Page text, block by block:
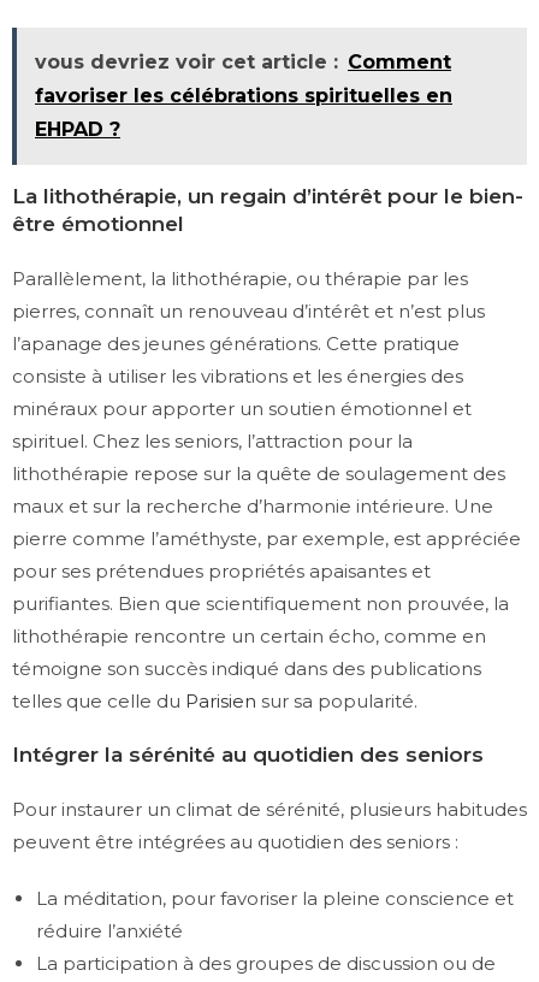
vous devriez voir cet article : Comment
favoriser les célébrations spirituelles en
EHPAD ?
La lithothérapie, un regain d’intérêt pour le bien-
être émotionnel
Parallèlement, la lithothérapie, ou thérapie par les
pierres, connaît un renouveau d’intérêt et n’est plus
l’apanage des jeunes générations. Cette pratique
consiste à utiliser les vibrations et les énergies des
minéraux pour apporter un soutien émotionnel et
spirituel. Chez les seniors, l’attraction pour la
lithothérapie repose sur la quête de soulagement des
maux et sur la recherche d’harmonie intérieure. Une
pierre comme l’améthyste, par exemple, est appréciée
pour ses prétendues propriétés apaisantes et
purifiantes. Bien que scientifiquement non prouvée, la
lithothérapie rencontre un certain écho, comme en
témoigne son succès indiqué dans des publications
telles que celle du Parisien sur sa popularité.
Intégrer la sérénité au quotidien des seniors
Pour instaurer un climat de sérénité, plusieurs habitudes
peuvent être intégrées au quotidien des seniors :
La méditation, pour favoriser la pleine conscience et
réduire l’anxiété
La participation à des groupes de discussion ou de